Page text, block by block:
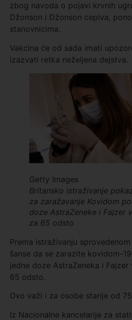
zbog navoda o pojavi krvnih
Džonson i Džonson cepiva,
stanovnicima.
Vakcina će od sada imati
izazvati retka neželjena dejstva.
Getty Images
Britansko istraživanje
za zaražavanje Kovidom
doze AstraZeneke i Fajzer
za 65 odsto
Prema istraživanju sprovedenom
šanse da se zarazite kovidom-
jedne doze AstraZeneka i
65 odsto.
Ovo važi i za osobe starije od
Iz Nacionalne kancelarije za